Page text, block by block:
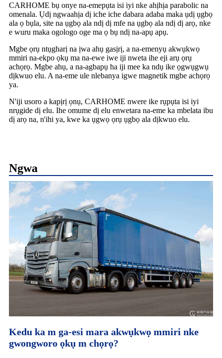
CARHOME bụ onye na-emepụta isi iyi nke ahịhịa parabolic na
omenala. Ụdị ngwaahịa dị iche iche dabara adaba maka ụdị ụgbọ
ala ọ bụla, site na ụgbọ ala ndị dị mfe na ụgbọ ala ndị dị arọ, nke
e wuru maka ogologo oge ma ọ bụ ndị na-apụ apụ.
Mgbe ọrụ ntụgharị na ịwa ahụ gasịrị, a na-emenyụ akwụkwọ
mmiri na-ekpo ọkụ ma na-ewe iwe iji nweta ihe eji arụ ọrụ
achọrọ. Mgbe ahụ, a na-agbapụ ha iji mee ka ndụ ike ọgwụgwụ
dịkwuo elu. A na-eme ule nlebanya igwe magnetik mgbe achọrọ
ya.
N'iji usoro a kapịrị ọnụ, CARHOME nwere ike rụpụta isi iyi
nrụgide dị elu. Ihe omume dị elu enwetara na-eme ka mbelata ibu
dị arọ na, n'ihi ya, kwe ka ụgwọ ọrụ ụgbọ ala dịkwuo elu.
Ngwa
Kedu ka m ga-esi mara akwụkwọ mmiri nke
gwongworo ọkụ m chọrọ?